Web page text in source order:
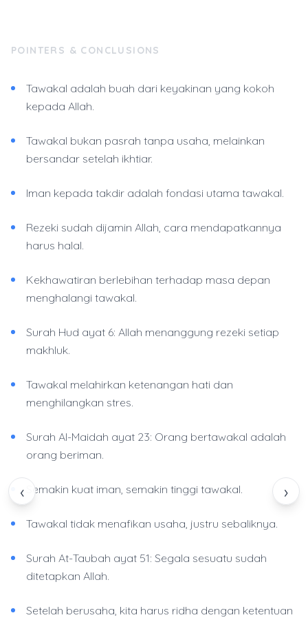
‹ ›
POINTERS & CONCLUSIONS
Tawakal adalah buah dari keyakinan yang kokoh
kepada Allah.
Tawakal bukan pasrah tanpa usaha, melainkan
bersandar setelah ikhtiar.
Iman kepada takdir adalah fondasi utama tawakal.
Rezeki sudah dijamin Allah, cara mendapatkannya
harus halal.
Kekhawatiran berlebihan terhadap masa depan
menghalangi tawakal.
Surah Hud ayat 6: Allah menanggung rezeki setiap
makhluk.
Tawakal melahirkan ketenangan hati dan
menghilangkan stres.
Surah Al-Maidah ayat 23: Orang bertawakal adalah
orang beriman.
Semakin kuat iman, semakin tinggi tawakal.
Tawakal tidak menafikan usaha, justru sebaliknya.
Surah At-Taubah ayat 51: Segala sesuatu sudah
ditetapkan Allah.
Setelah berusaha, kita harus ridha dengan ketentuan